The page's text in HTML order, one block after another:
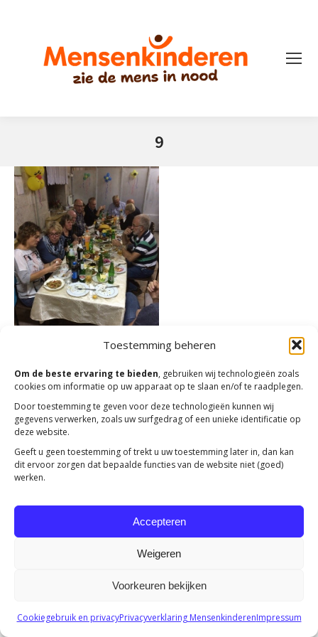
Toestemming beheren
Om de beste ervaring te bieden, gebruiken wij technologieën zoals
cookies om informatie op uw apparaat op te slaan en/of te raadplegen.
Door toestemming te geven voor deze technologieën kunnen wij
gegevens verwerken, zoals uw surfgedrag of een unieke identificatie op
deze website.
Geeft u geen toestemming of trekt u uw toestemming later in, dan kan
dit ervoor zorgen dat bepaalde functies van de website niet (goed)
werken.
Accepteren
Weigeren
Voorkeuren bekijken
Cookiegebruik en privacyPrivacyverklaring MensenkinderenImpressum
9
Copyright 2023 -Mensenkinderen